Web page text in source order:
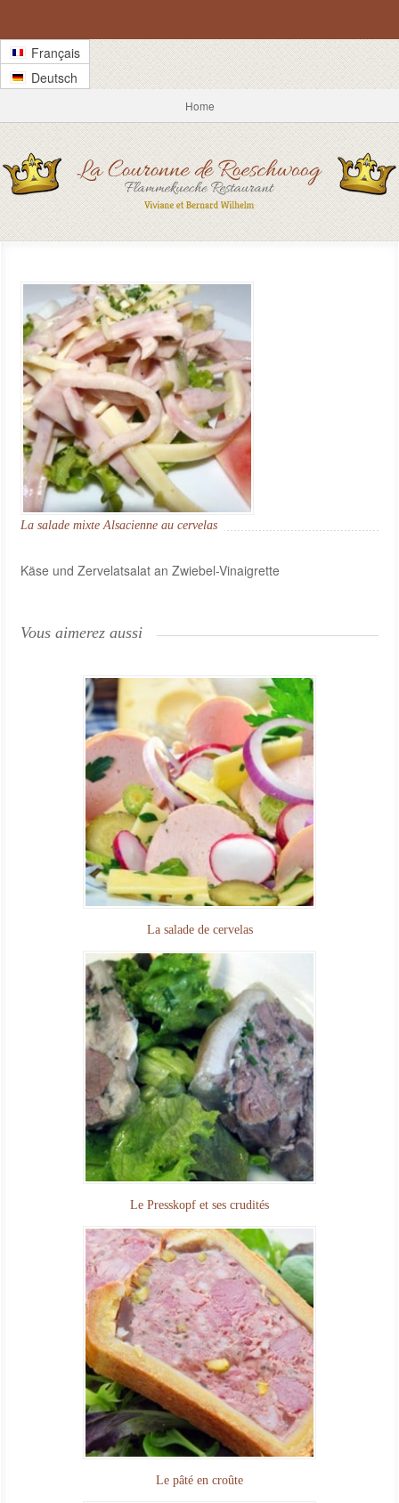
Français
Deutsch
Home
La salade mixte Alsacienne au cervelas
Käse und Zervelatsalat an Zwiebel-Vinaigrette
Vous aimerez aussi
La salade de cervelas
Le Presskopf et ses crudités
Le pâté en croûte